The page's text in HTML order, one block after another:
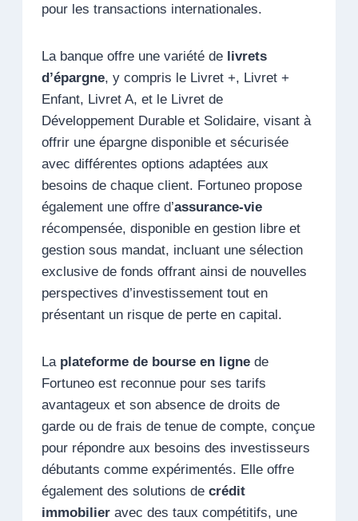
pour les transactions internationales.
La banque offre une variété de livrets
d’épargne, y compris le Livret +, Livret +
Enfant, Livret A, et le Livret de
Développement Durable et Solidaire, visant à
offrir une épargne disponible et sécurisée
avec différentes options adaptées aux
besoins de chaque client. Fortuneo propose
également une offre d’assurance-vie
récompensée, disponible en gestion libre et
gestion sous mandat, incluant une sélection
exclusive de fonds offrant ainsi de nouvelles
perspectives d’investissement tout en
présentant un risque de perte en capital.
La plateforme de bourse en ligne de
Fortuneo est reconnue pour ses tarifs
avantageux et son absence de droits de
garde ou de frais de tenue de compte, conçue
pour répondre aux besoins des investisseurs
débutants comme expérimentés. Elle offre
également des solutions de crédit
immobilier avec des taux compétitifs, une